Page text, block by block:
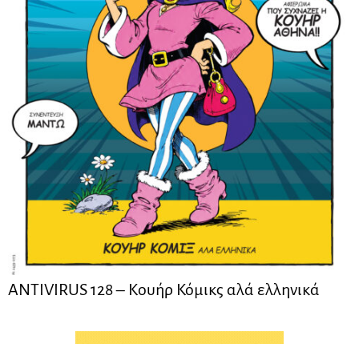
ANTIVIRUS 128 – Kουήρ Κόμικς αλά ελληνικά